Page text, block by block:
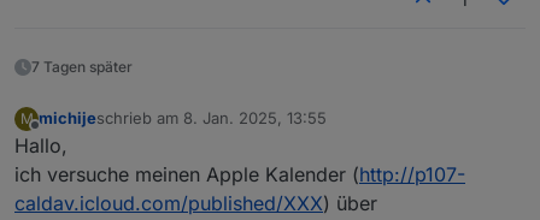
7 Tagen später
M
Offline
michijeschrieb am 8. Jan. 2025, 13:55
zuletzt editiert von
Hallo,
ich versuche meinen Apple Kalender (http://p107-
caldav.icloud.com/published/XXX) über